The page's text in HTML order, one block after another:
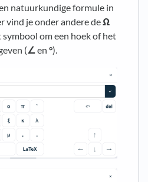
natuurkundige formule in
vind je onder andere deΩ
symbool om een hoek of het
(∠en °).